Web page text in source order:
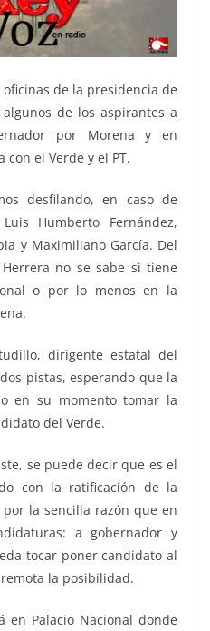
de la presidencia de
de los aspirantes a
por Morena y en
el Verde y el PT.
desfilando, en caso de
Humberto Fernández,
y Maximiliano García. Del
no se sabe si tiene
o por lo menos en la
dirigente estatal del
pistas, esperando que la
en su momento tomar la
del Verde.
se puede decir que es el
con la ratificación de la
por la sencilla razón que en
a gobernador y
tocar poner candidato al
la posibilidad.
en Palacio Nacional donde